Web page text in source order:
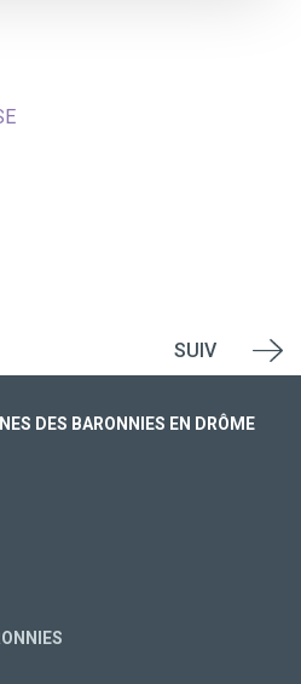
SUIV
DES BARONNIES EN DRÔME